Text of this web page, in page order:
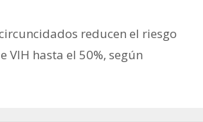
reducen el riesgo
VIH hasta el 50%, según